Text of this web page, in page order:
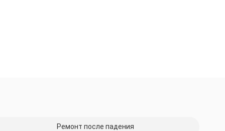
Ремонт после падения